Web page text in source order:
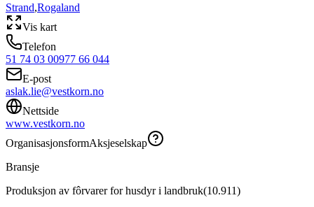
Strand,Rogaland
Vis kart
Telefon
51 74 03 00977 66 044
E-post
aslak.lie@vestkorn.no
Nettside
www.vestkorn.no
OrganisasjonsformAksjeselskap
Bransje
Produksjon av fôrvarer for husdyr i landbruk(10.911)